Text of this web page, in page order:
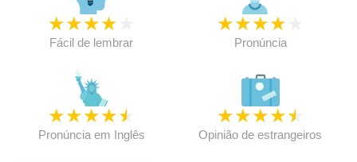
★★★★
Fácil de lembrar
★★★★
Pronúncia
★★★★★
Pronúncia em Inglês
★★★★★
Opinião de estrangeiros